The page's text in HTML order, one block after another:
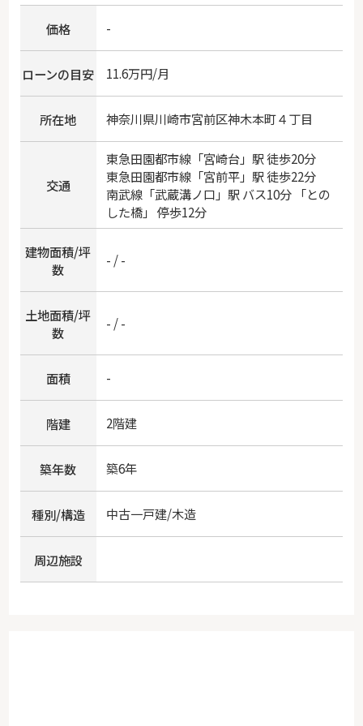
価格 -
ローンの目安 11.6万円/月
所在地 神奈川県川崎市宮前区神木本町４丁目
交通
東急田園都市線「宮崎台」駅 徒歩20分
東急田園都市線「宮前平」駅 徒歩22分
南武線「武蔵溝ノ口 」駅 バス10分 「との
した橋」 停歩12分
建物面積/坪
数
- / -
土地面積/坪
数
- / -
面積 -
階建 2階建
築年数 築6年
種別/構造 中古一戸建/木造
周辺施設